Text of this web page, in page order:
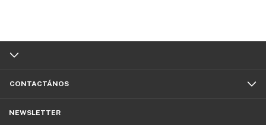
CONTACTÁNOS
NEWSLETTER